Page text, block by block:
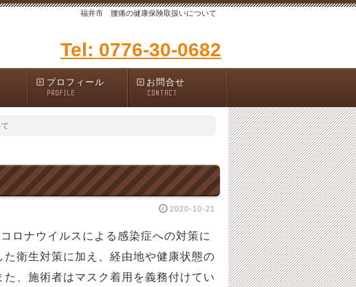
福井市 腰痛の健康保険取扱いについて
Tel: 0776-30-0682
プロフィール
PROFILE
お問合せ
CONTACT
2020-10-21
ロナウイルスによる感染症への対策に
衛生対策に加え、経由地や健康状態の
、施術者はマスク着用を義務付けてい